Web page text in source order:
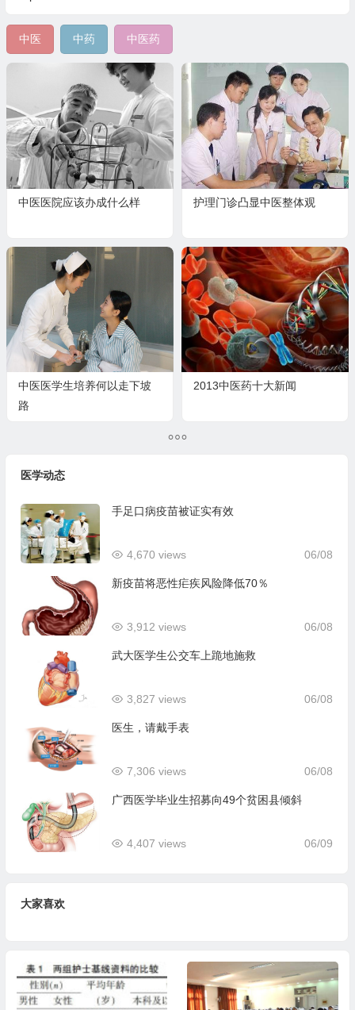
中医 中药 中医药
中医医院应该办成什么样 护理门诊凸显中医整体观
中医医学生培养何以走下坡
路
2013中医药十大新闻
医学动态
手足口病疫苗被证实有效
06/08
4,670 views
新疫苗将恶性疟疾风险降低70％
06/08
3,912 views
武大医学生公交车上跪地施救
06/08
3,827 views
医生，请戴手表
06/08
7,306 views
广西医学毕业生招募向49个贫困县倾斜
06/09
4,407 views
大家喜欢